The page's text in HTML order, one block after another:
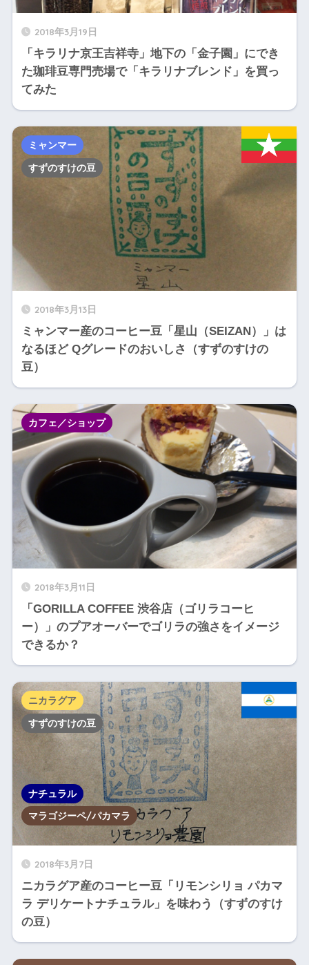
2018年3月19日
「キラリナ京王吉祥寺」地下の「金子園」にでき
た珈琲豆専門売場で「キラリナブレンド」を買っ
てみた
2018年3月13日
ミャンマー産のコーヒー豆「星山（SEIZAN）」は
なるほど Qグレードのおいしさ（すずのすけの
豆）
ミャンマー
すずのすけの豆
2018年3月11日
「GORILLA COFFEE 渋谷店（ゴリラコーヒ
ー）」のプアオーバーでゴリラの強さをイメージ
できるか？
カフェ／ショップ
2018年3月7日
ニカラグア産のコーヒー豆「リモンシリョ パカマ
ラ デリケートナチュラル」を味わう（すずのすけ
の豆）
ニカラグア
マラゴジーペ/パカマラ
ナチュラル
すずのすけの豆